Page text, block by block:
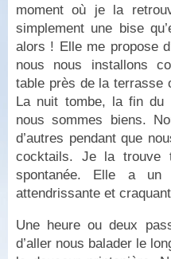
moment où je la
simplement une bise
alors ! Elle me propose
nous nous installons
table près de la terrasse
La nuit tombe, la fin
nous sommes biens.
d’autres pendant que
cocktails. Je la trouve
spontanée. Elle a
attendrissante et
Une heure ou deux
d’aller nous balader le